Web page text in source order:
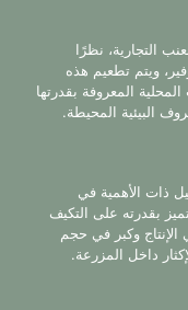
التجارية، نظرًا
ويتم تطعيم هذه
المعروفة بقدرتها
البيئية المحيطة.
ذات الأهمية في
بقدرته على التكيف
الإنتاج وكبر في حجم
داخل المزرعة.